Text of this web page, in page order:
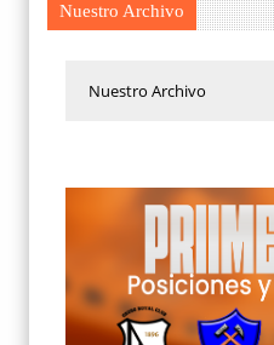
Nuestro Archivo